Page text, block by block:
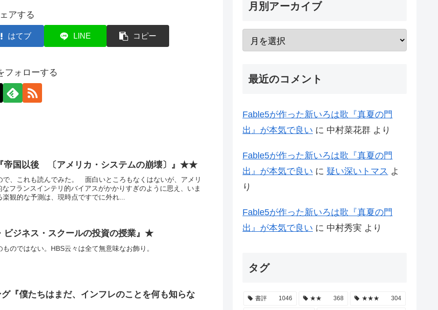
アする
はてブ LINE コピー
フォローする
帝国以後 〔アメリカ・システムの崩壊〕』★★
で、これも読んでみた。 面白いところもなくはないが、アメリ
フランスインテリ的バイアスがかかりすぎのように思え、いま
観的な予測は、現時点ですでに外れ...
ビジネス・スクールの投資の授業』★
のではない。HBS云々は全て無意味なお飾り。
『僕たちはまだ、インフレのことを何も知らな
月別アーカイブ
最近のコメント
Fable5が作った新いろは歌『真夏の門
出』が本気で良い に 中村菜花群 より
Fable5が作った新いろは歌『真夏の門
出』が本気で良い に 疑い深いトマス よ
り
Fable5が作った新いろは歌『真夏の門
出』が本気で良い に 中村秀実 より
タグ
書評 1046 ★★ 368 ★★★ 304